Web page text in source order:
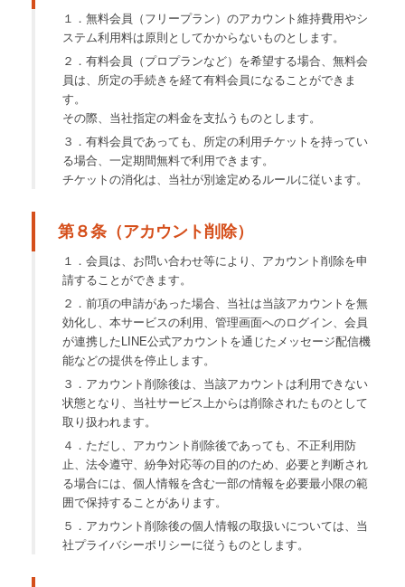
１．無料会員（フリープラン）のアカウント維持費用やシ
ステム利用料は原則としてかからないものとします。
２．有料会員（プロプランなど）を希望する場合、無料会
員は、所定の手続きを経て有料会員になることができま
す。
その際、当社指定の料金を支払うものとします。
３．有料会員であっても、所定の利用チケットを持ってい
る場合、一定期間無料で利用できます。
チケットの消化は、当社が別途定めるルールに従います。
第８条（アカウント削除）
１．会員は、お問い合わせ等により、アカウント削除を申
請することができます。
２．前項の申請があった場合、当社は当該アカウントを無
効化し、本サービスの利用、管理画面へのログイン、会員
が連携したLINE公式アカウントを通じたメッセージ配信機
能などの提供を停止します。
３．アカウント削除後は、当該アカウントは利用できない
状態となり、当社サービス上からは削除されたものとして
取り扱われます。
４．ただし、アカウント削除後であっても、不正利用防
止、法令遵守、紛争対応等の目的のため、必要と判断され
る場合には、個人情報を含む一部の情報を必要最小限の範
囲で保持することがあります。
５．アカウント削除後の個人情報の取扱いについては、当
社プライバシーポリシーに従うものとします。